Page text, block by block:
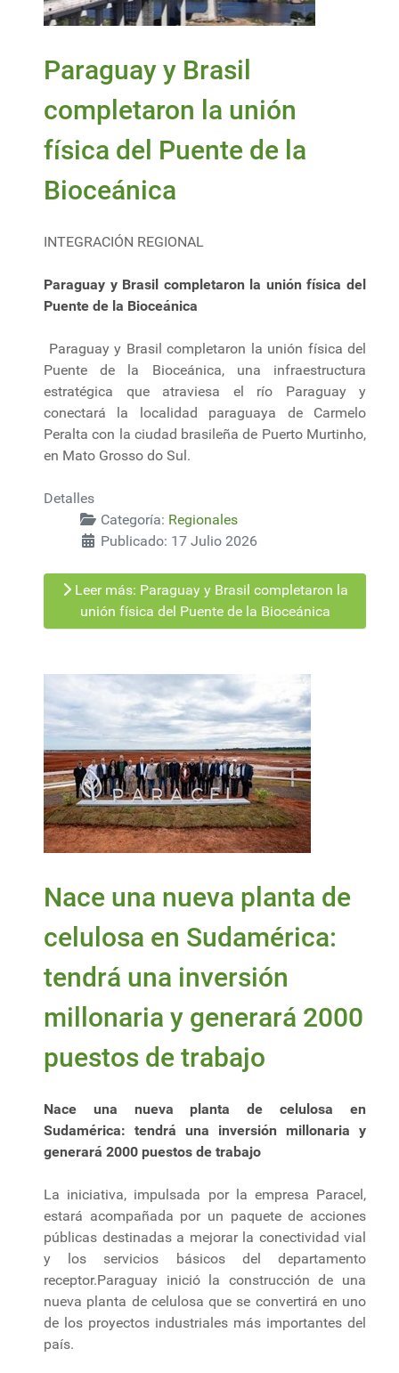
Paraguay y Brasil
completaron la unión
física del Puente de la
Bioceánica
INTEGRACIÓN REGIONAL
Paraguay y Brasil completaron la unión física del
Puente de la Bioceánica
Paraguay y Brasil completaron la unión física del
Puente de la Bioceánica, una infraestructura
estratégica que atraviesa el río Paraguay y
conectará la localidad paraguaya de Carmelo
Peralta con la ciudad brasileña de Puerto Murtinho,
en Mato Grosso do Sul.
Detalles
Categoría: Regionales
Publicado: 17 Julio 2026
Leer más: Paraguay y Brasil completaron la
unión física del Puente de la Bioceánica
Nace una nueva planta de
celulosa en Sudamérica:
tendrá una inversión
millonaria y generará 2000
puestos de trabajo
Nace una nueva planta de celulosa en
Sudamérica: tendrá una inversión millonaria y
generará 2000 puestos de trabajo
La iniciativa, impulsada por la empresa Paracel,
estará acompañada por un paquete de acciones
públicas destinadas a mejorar la conectividad vial
y los servicios básicos del departamento
receptor.Paraguay inició la construcción de una
nueva planta de celulosa que se convertirá en uno
de los proyectos industriales más importantes del
país.